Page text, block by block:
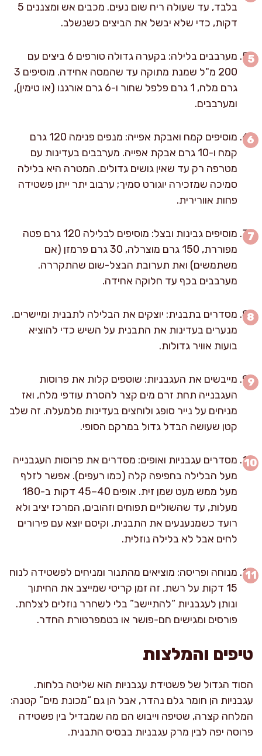
בלבד, עד שעולה ריח שום נעים. מכבים אש ומצננים 5
דקות, כדי שלא יבשל את הביצים כשנשלב.
מערבבים בלילה: בקערה גדולה טורפים 6 ביצים עם
200 מ"ל שמנת מתוקה עד שהמסה אחידה. מוסיפים 3
גרם מלח, 1 גרם פלפל שחור ו-6 גרם אורגנו (או טימין),
ומערבבים.
מוסיפים קמח ואבקת אפייה: מנפים פנימה 120 גרם
קמח ו-10 גרם אבקת אפייה. מערבבים בעדינות עם
מטרפה רק עד שאין גושים גדולים. המטרה היא בלילה
סמיכה שמזכירה יוגורט סמיך; ערבוב יתר ייתן פשטידה
פחות אוורירית.
מוסיפים גבינות ובצל: מוסיפים לבלילה 120 גרם פטה
מפוררת, 150 גרם מוצרלה, 30 גרם פרמזן (אם
משתמשים) ואת תערובת הבצל-שום שהתקררה.
מערבבים בכף עד חלוקה אחידה.
מסדרים בתבנית: יוצקים את הבלילה לתבנית ומיישרים.
מנערים בעדינות את התבנית על השיש כדי להוציא
בועות אוויר גדולות.
מייבשים את העגבניות: שוטפים קלות את פרוסות
העגבנייה תחת זרם מים קצר להסרת עודפי מלח, ואז
מניחים על נייר סופג ולוחצים בעדינות מלמעלה. זה שלב
קטן שעושה הבדל גדול במרקם הסופי.
מסדרים עגבניות ואופים: מסדרים את פרוסות העגבנייה
מעל הבלילה בחפיפה קלה (כמו רעפים). אפשר לזלף
מעל ממש מעט שמן זית. אופים 40–45 דקות ב-180
מעלות, עד שהשוליים תפוחים וזהובים, המרכז יציב ולא
רועד כשמנענעים את התבנית, וקיסם יוצא עם פירורים
לחים אבל לא בלילה נוזלית.
מנוחה ופריסה: מוציאים מהתנור ומניחים לפשטידה לנוח
15 דקות על רשת. זה זמן קריטי שמייצב את החיתוך
ונותן לעגבניות “להתיישב” בלי לשחרר נוזלים לצלחת.
פורסים ומגישים חם-פושר או בטמפרטורת החדר.
טיפים והמלצות
הסוד הגדול של פשטידת עגבניות הוא שליטה בלחות.
עגבניות הן חומר גלם נהדר, אבל הן גם “מכונת מים” קטנה:
המלחה קצרה, שטיפה וייבוש הם מה שמבדיל בין פשטידה
פרוסה יפה לבין מרק עגבניות בבסיס התבנית.